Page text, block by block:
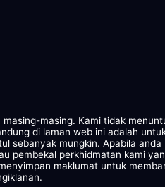
masing. Kami tidak
di laman web ini adalah
sebanyak mungkin. Apabila
pembekal perkhidmatan kami
maklumat untuk